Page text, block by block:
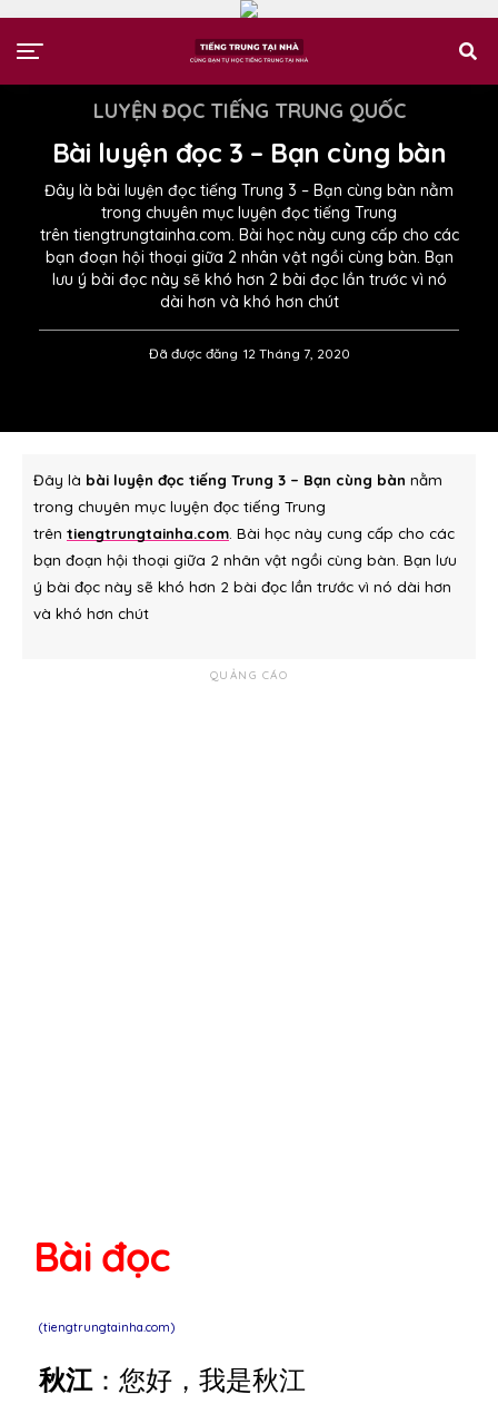
LUYỆN ĐỌC TIẾNG TRUNG QUỐC
Bài luyện đọc 3 – Bạn cùng bàn
Đây là bài luyện đọc tiếng Trung 3 – Bạn cùng bàn nằm
trong chuyên mục luyện đọc tiếng Trung
trên tiengtrungtainha.com. Bài học này cung cấp cho các
bạn đoạn hội thoại giữa 2 nhân vật ngồi cùng bàn. Bạn
lưu ý bài đọc này sẽ khó hơn 2 bài đọc lần trước vì nó
dài hơn và khó hơn chút
Đã được đăng 12 Tháng 7, 2020
Đây là bài luyện đọc tiếng Trung 3 – Bạn cùng bàn nằm
trong chuyên mục luyện đọc tiếng Trung
trên tiengtrungtainha.com . Bài học này cung cấp cho các
bạn đoạn hội thoại giữa 2 nhân vật ngồi cùng bàn. Bạn lưu
ý bài đọc này sẽ khó hơn 2 bài đọc lần trước vì nó dài hơn
và khó hơn chút
QUẢNG CÁO
Bài đọc
(tiengtrungtainha.com)
秋江：您好，我是秋江